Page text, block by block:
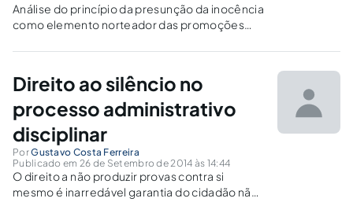
Análise do princípio da presunção da inocência
como elemento norteador das promoções
Norte.
Direito ao silêncio no
processo administrativo
disciplinar
PorGustavo Costa Ferreira
Publicado em 26 de Setembro de 2014 às 14:44
O direito a não produzir provas contra si
mesmo é inarredável garantia do cidadão não